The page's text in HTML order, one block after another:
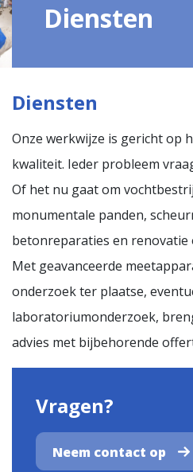
Diensten
Diensten
Onze werkwijze is gericht op
kwaliteit. Ieder probleem
Of het nu gaat om
monumentale panden,
betonreparaties en renovatie
Met geavanceerde
onderzoek ter plaatse,
laboratoriumonderzoek,
advies met bijbehorende
Vragen?
Neem contact op